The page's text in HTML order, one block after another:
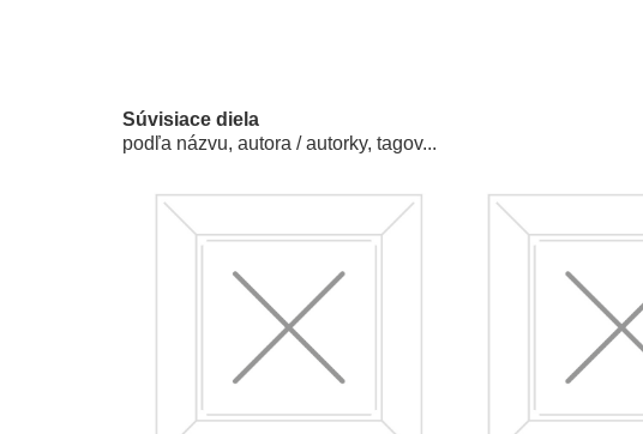
Súvisiace diela
podľa názvu, autora / autorky, tagov...